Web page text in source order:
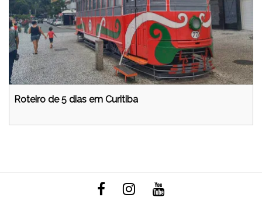
Roteiro de 5 dias em Curitiba